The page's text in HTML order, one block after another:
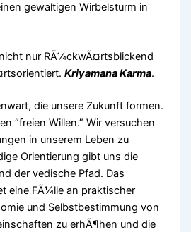
gewaltigen Wirbelsturm in
nur RÃ¼ckwÃ¤rtsblickend
Kriyamana Karma.
die unsere Zukunft formen.
“freien Willen.” Wir versuchen
in unserem Leben zu
Orientierung gibt uns die
der vedische Pfad. Das
eine FÃ¼lle an praktischer
und Selbstbestimmung von
zu erhÃ¶hen und die